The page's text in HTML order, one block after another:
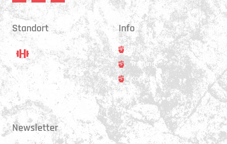
Standort
Standort
Hauptstrasse 31
3250 Lyss
Info
Trainer
Training
Kontakt
Newsletter